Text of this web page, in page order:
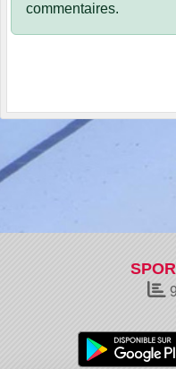
commentaires.